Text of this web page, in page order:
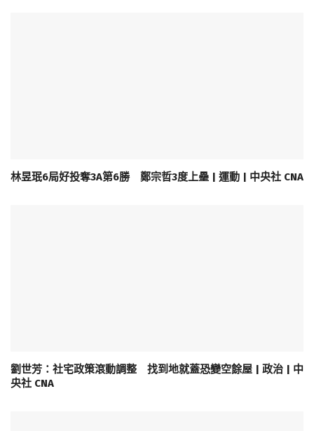
林昱珉6局好投奪3A第6勝 鄭宗哲3度上壘 | 運動 | 中央社 CNA
劉世芳：社宅政策滾動調整 找到地就蓋恐變空餘屋 | 政治 | 中
央社 CNA